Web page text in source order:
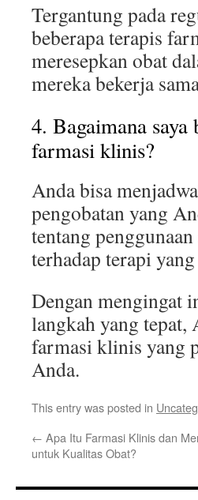
Tergantung pada
beberapa terapis
meresepkan obat
mereka bekerja
4. Bagaimana saya
farmasi klinis?
Anda bisa
pengobatan yang
tentang
terhadap terapi
Dengan mengingat
langkah yang tepat,
farmasi klinis yang
Anda.
This entry was posted in
← Apa Itu Farmasi Klinis dan
untuk Kualitas Obat?